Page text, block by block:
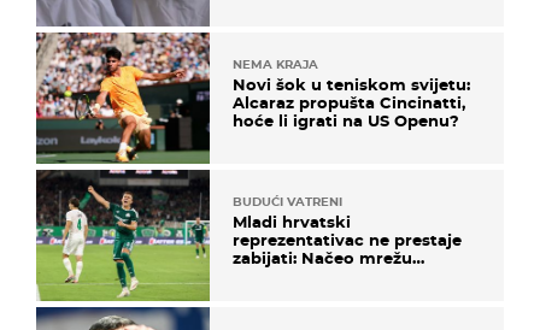
NEMA KRAJA
Novi šok u teniskom svijetu:
Alcaraz propušta Cincinatti,
hoće li igrati na US Openu?
BUDUĆI VATRENI
Mladi hrvatski
reprezentativac ne prestaje
zabijati: Načeo mrežu